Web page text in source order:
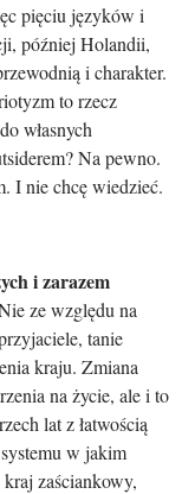
pięciu języków i
później Holandii,
i charakter.
to rzecz
własnych
Na pewno.
I nie chcę wiedzieć.
i zarazem
ze względu na
tanie
kraju. Zmiana
na życie, ale i to
lat z łatwością
w jakim
zaściankowy,